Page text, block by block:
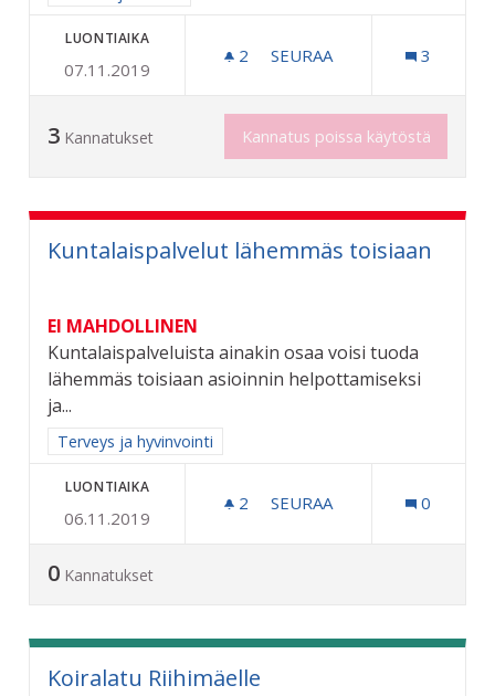
LUONTIAIKA
07.11.2019
2 2 SEURAAJAA
SEURAA 3
3 Kannatukset Kannatus poissa käytöstä
Kuntalaispalvelut lähemmäs toisiaan
EI MAHDOLLINEN
Kuntalaispalveluista ainakin osaa voisi tuoda
lähemmäs toisiaan asioinnin helpottamiseksi
ja...
Rajaa tulokset aihepiirin mukaan: Terveys ja hyvinvointi
Terveys ja hyvinvointi
LUONTIAIKA
06.11.2019
2 2 SEURAAJAA
SEURAA 0
0 Kannatukset
Koiralatu Riihimäelle